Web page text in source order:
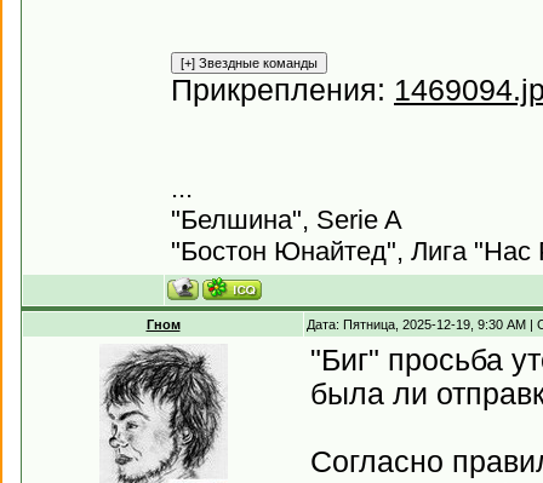
Прикрепления:
...
"Белшина", Serie A
"Бостон Юнайтед", Лига "Нас
Гном Дата: Пятница, 2025-12-19, 9:30 AM
"Биг" просьба
была ли
Согласно